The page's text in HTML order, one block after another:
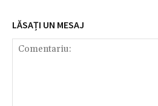
LĂSAȚI UN MESAJ